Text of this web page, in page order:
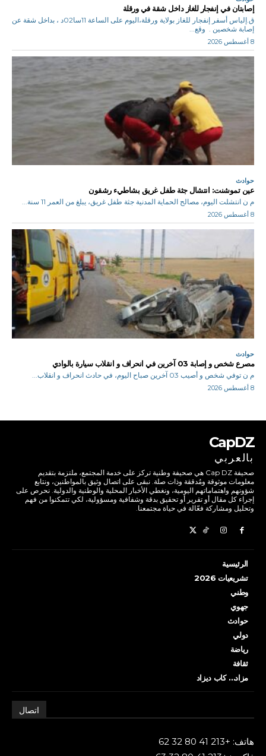
إصابتان في إنفجار للغاز داخل شقة في ورقلة
ق.إلياس أسفر إنفجار للغاز بولاية ورقلة،اليوم على الساعة 11سا02د ، بداخل شقة عن
إصابة شخصين . وقع...
8 أغسطس 2026
حوادث
عين تموشنت: انتشال جثة طفل غريق بشاطيء رشقون
م ن انتشلت اليوم، مصالح الحماية المدنية جثة طفل غريق، يبلغ من العمر 11 سنة...
8 أغسطس 2026
حوادث
مصرع شخص و إصابة 03 آخرين في انحراف و انقلاب سيارة بالوادي
م ن توفي شخص و أصيب 03 آخرين صباح اليوم، في حادث انحراف و انقلاب...
8 أغسطس 2026
CapDZ
بالعربي
صحيفة Cap DZ هي صحيفة وطنية تركز على خدمة المجتمع، ملتزمة بتقديم
معلومات موثوقة ومُدققة وذات صلة. نبقى على اتصال وثيق بالمواطنين، ونتابع
شؤونهم واهتماماتهم اليومية، ونغطي الأخبار المحلية والوطنية والدولية. نحرص على
إجراء كل مقال أو تقرير أو تحقيق بدقة وشفافية ومسؤولية، لكي تتمكنوا من فهم
وتحليل ومشاركة فعّالة في حياة مجتمعنا.
الرئيسية
تشريعيات 2026
وطني
جهوي
حوادث
دولي
رياضة
ثقافة
مزاد… كاب ديزاد
اتصال
هاتف: +213 41 80 32 62